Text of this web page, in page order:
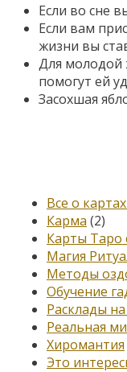
Если во сне
Если вам
жизни вы
Для молодой
помогут ей
Засохшая
Все о
Карма (2)
Карты Таро
Магия
Методы
Обучение
Расклады
Реальная
Хиромантия
Это